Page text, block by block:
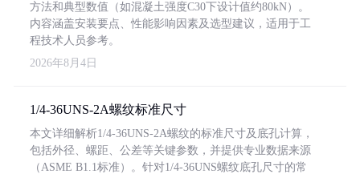
方法和典型数值（如混凝土强度C30下设计值约80kN）。
内容涵盖安装要点、性能影响因素及选型建议，适用于工
程技术人员参考。
2026年8月4日
1/4-36UNS-2A螺纹标准尺寸
本文详细解析1/4-36UNS-2A螺纹的标准尺寸及底孔计算，
包括外径、螺距、公差等关键参数，并提供专业数据来源
（ASME B1.1标准）。针对1/4-36UNS螺纹底孔尺寸的常